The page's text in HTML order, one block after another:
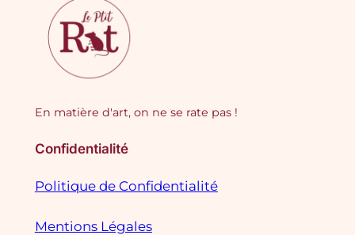
En matière d'art, on ne se rate pas !
Confidentialité
Politique de Confidentialité
Mentions Légales